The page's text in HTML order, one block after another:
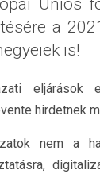
Uniós
a
is!
eljárások
hirdetnek
nem a